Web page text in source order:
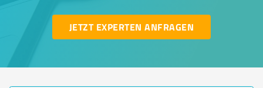
JETZT EXPERTEN ANFRAGEN